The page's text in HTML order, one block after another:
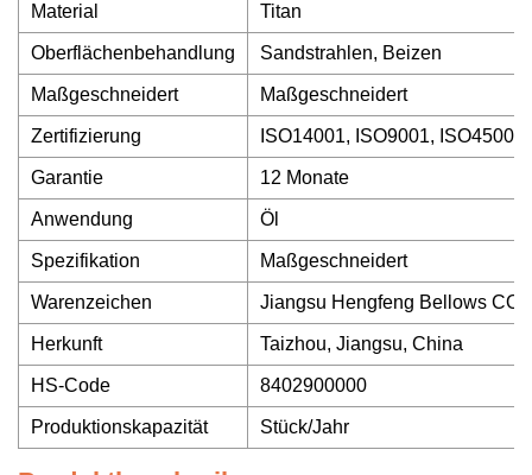
Material Titan
Oberflächenbehandlung Sandstrahlen, Beizen
Maßgeschneidert Maßgeschneidert
Zertifizierung ISO14001, ISO9001, ISO45001
Garantie 12 Monate
Anwendung Öl
Spezifikation Maßgeschneidert
Warenzeichen Jiangsu Hengfeng Bellows
Herkunft Taizhou, Jiangsu, China
HS-Code 8402900000
Produktionskapazität Stück/Jahr